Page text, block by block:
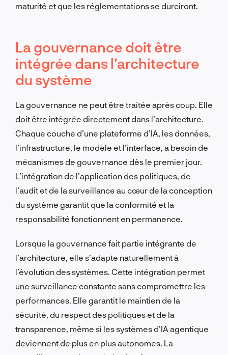
maturité et que les réglementations se durciront.
La gouvernance doit être
intégrée dans l’architecture
du système
La gouvernance ne peut être traitée après coup. Elle
doit être intégrée directement dans l’architecture.
Chaque couche d’une plateforme d’IA, les données,
l’infrastructure, le modèle et l’interface, a besoin de
mécanismes de gouvernance dès le premier jour.
L’intégration de l’application des politiques, de
l’audit et de la surveillance au cœur de la conception
du système garantit que la conformité et la
responsabilité fonctionnent en permanence.
Lorsque la gouvernance fait partie intégrante de
l’architecture, elle s’adapte naturellement à
l’évolution des systèmes. Cette intégration permet
une surveillance constante sans compromettre les
performances. Elle garantit le maintien de la
sécurité, du respect des politiques et de la
transparence, même si les systèmes d’IA agentique
deviennent de plus en plus autonomes. La